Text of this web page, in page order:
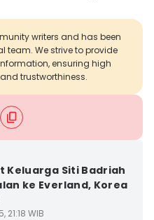
writers and has been
team. We strive to provide
ensuring high
trustworthiness.
Keluarga Siti Badriah
ke Everland, Korea
21:18 WIB